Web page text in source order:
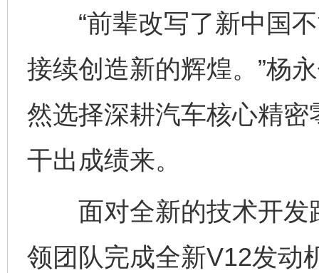
“前辈改写了新中国不
接续创造新的辉煌。”杨
然选择深耕汽车核心精
干出成绩来。
面对全新的技术开发
领团队完成全新V12发动